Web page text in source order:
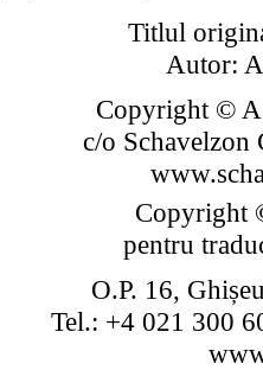
Titlul
Autor:
Copyright ©
c/o Schavelzon
Copyright
pentru
O.P. 16,
Tel.: +4 021 300